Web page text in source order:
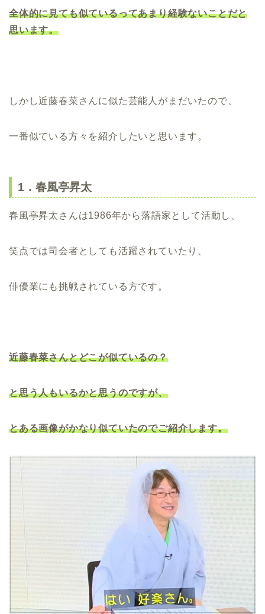
全体的に見ても似ているってあまり経験ないことだと
思います。
しかし近藤春菜さんに似た芸能人がまだいたので、
一番似ている方々を紹介したいと思います。
1．春風亭昇太
春風亭昇太さんは1986年から落語家として活動し、
笑点では司会者としても活躍されていたり、
俳優業にも挑戦されている方です。
近藤春菜さんとどこが似ているの？
と思う人もいるかと思うのですが、
とある画像がかなり似ていたのでご紹介します。